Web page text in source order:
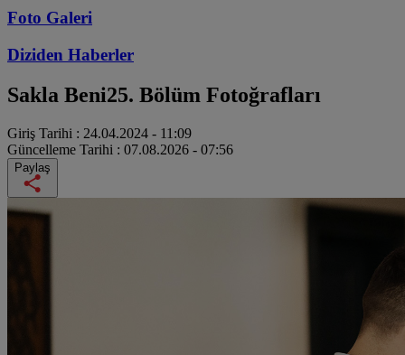
Foto Galeri
Diziden Haberler
Sakla Beni25. Bölüm Fotoğrafları
Giriş Tarihi : 24.04.2024 - 11:09
Güncelleme Tarihi : 07.08.2026 - 07:56
Paylaş